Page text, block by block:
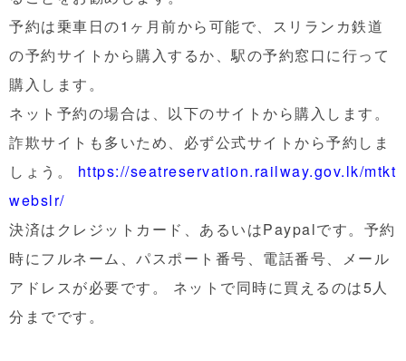
予約は乗車日の1ヶ月前から可能で、スリランカ鉄道
の予約サイトから購入するか、駅の予約窓口に行って
購入します。
ネット予約の場合は、以下のサイトから購入します。
詐欺サイトも多いため、必ず公式サイトから予約しま
しょう。 https://seatreservation.railway.gov.lk/mtkt
webslr/
決済はクレジットカード、あるいはPaypalです。予約
時にフルネーム、パスポート番号、電話番号、メール
アドレスが必要です。 ネットで同時に買えるのは5人
分までです。